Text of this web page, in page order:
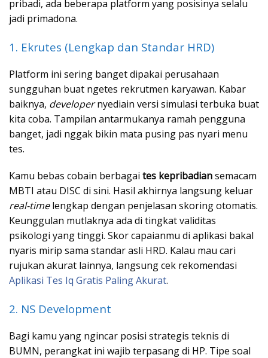
pribadi, ada beberapa platform yang posisinya selalu
jadi primadona.
1. Ekrutes (Lengkap dan Standar HRD)
Platform ini sering banget dipakai perusahaan
sungguhan buat ngetes rekrutmen karyawan. Kabar
baiknya, developernyediain versi simulasi terbuka buat
kita coba. Tampilan antarmukanya ramah pengguna
banget, jadi nggak bikin mata pusing pas nyari menu
tes.
Kamu bebas cobain berbagai tes kepribadiansemacam
MBTI atau DISC di sini. Hasil akhirnya langsung keluar
real-timelengkap dengan penjelasan skoring otomatis.
Keunggulan mutlaknya ada di tingkat validitas
psikologi yang tinggi. Skor capaianmu di aplikasi bakal
nyaris mirip sama standar asli HRD. Kalau mau cari
rujukan akurat lainnya, langsung cek rekomendasi
Aplikasi Tes Iq Gratis Paling Akurat.
2. NS Development
Bagi kamu yang ngincar posisi strategis teknis di
BUMN, perangkat ini wajib terpasang di HP. Tipe soal